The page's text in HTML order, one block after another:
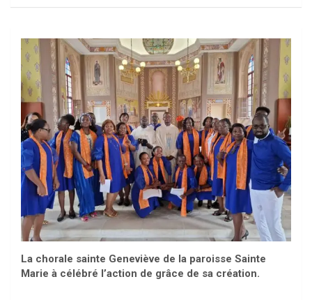
La chorale sainte Geneviève de la paroisse Sainte
Marie à célébré l’action de grâce de sa création.